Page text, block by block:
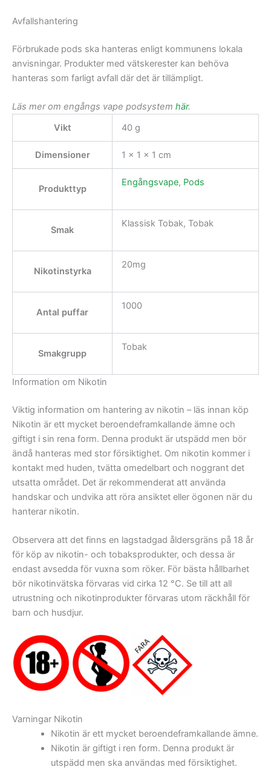
Avfallshantering
Förbrukade pods ska hanteras enligt kommunens lokala
anvisningar. Produkter med vätskerester kan behöva
hanteras som farligt avfall där det är tillämpligt.
Läs mer om engångs vape podsystem här.
Vikt
40 g
Dimensioner 1 × 1 × 1 cm
Produkttyp
Engångsvape, Pods
Smak
Klassisk Tobak, Tobak
Nikotinstyrka
20mg
Antal puffar
1000
Smakgrupp
Tobak
Information om Nikotin
Viktig information om hantering av nikotin – läs innan köp
Nikotin är ett mycket beroendeframkallande ämne och
giftigt i sin rena form. Denna produkt är utspädd men bör
ändå hanteras med stor försiktighet. Om nikotin kommer i
kontakt med huden, tvätta omedelbart och noggrant det
utsatta området. Det är rekommenderat att använda
handskar och undvika att röra ansiktet eller ögonen när du
hanterar nikotin.
Observera att det finns en lagstadgad åldersgräns på 18 år
för köp av nikotin- och tobaksprodukter, och dessa är
endast avsedda för vuxna som röker. För bästa hållbarhet
bör nikotinvätska förvaras vid cirka 12 °C. Se till att all
utrustning och nikotinprodukter förvaras utom räckhåll för
barn och husdjur.
Varningar Nikotin
Nikotin är ett mycket beroendeframkallande ämne.
Nikotin är giftigt i ren form. Denna produkt är
utspädd men ska användas med försiktighet.